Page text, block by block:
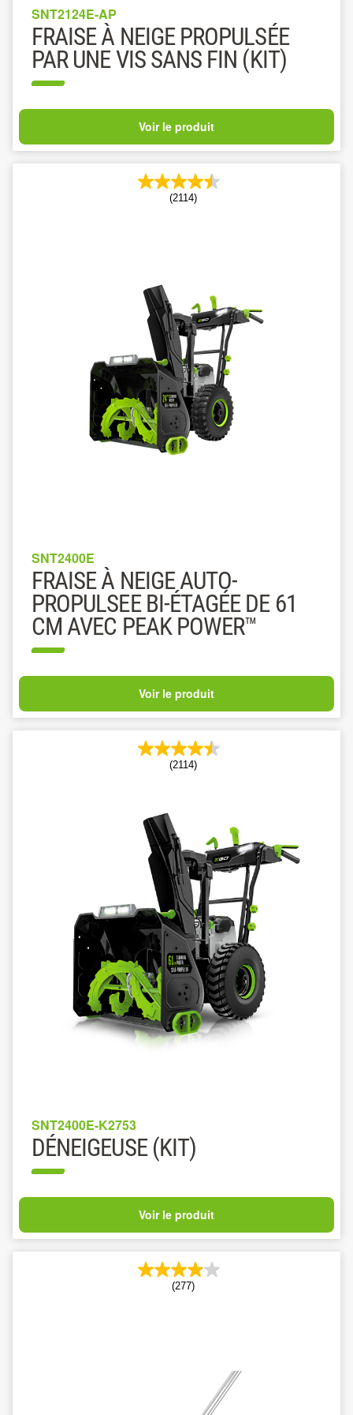
SNT2124E-AP
FRAISE À NEIGE PROPULSÉE
PAR UNE VIS SANS FIN (KIT)
Voir le produit
(2114)
SNT2400E
FRAISE À NEIGE AUTO-
PROPULSEE BI-ÉTAGÉE DE 61
CM AVEC PEAK POWER™
Voir le produit
(2114)
SNT2400E-K2753
DÉNEIGEUSE (KIT)
Voir le produit
(277)